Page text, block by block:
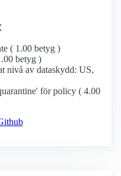
( 1.00 betyg )
betyg )
nivå av dataskydd: US,
för policy ( 4.00